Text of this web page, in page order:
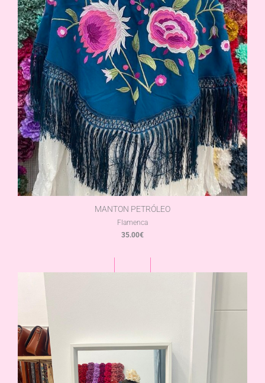
MANTON PETRÓLEO
Flamenca
35.00€